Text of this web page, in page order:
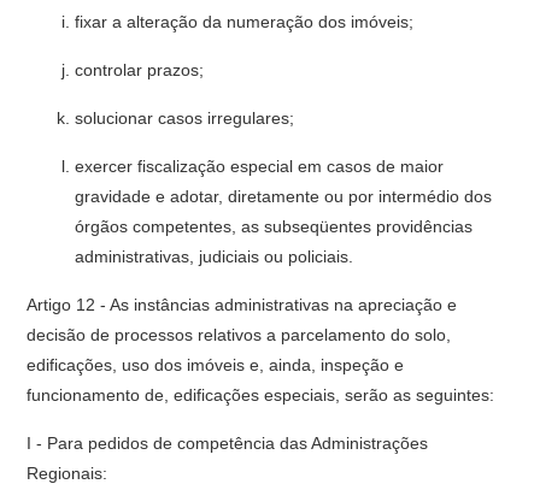
fixar a alteração da numeração dos imóveis;
controlar prazos;
solucionar casos irregulares;
exercer fiscalização especial em casos de maior
gravidade e adotar, diretamente ou por intermédio dos
órgãos competentes, as subseqüentes providências
administrativas, judiciais ou policiais.
Artigo 12 - As instâncias administrativas na apreciação e
decisão de processos relativos a parcelamento do solo,
edificações, uso dos imóveis e, ainda, inspeção e
funcionamento de, edificações especiais, serão as seguintes:
I - Para pedidos de competência das Administrações
Regionais: